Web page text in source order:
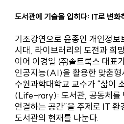
도서관에 기술을 입히다: IT로 변화
기조강연으로 윤종인 개인정보
시대, 라이브러리의 도전과 희
이어 이경일 ㈜솔트룩스 대표
인공지능(AI)을 활용한 맞춤형
수원과학대학교 교수가 “삶이
(Life-rary): 도서관, 공동체를
연결하는 공간”을 주제로 IT 환
도서관의 현재를 나눈다.